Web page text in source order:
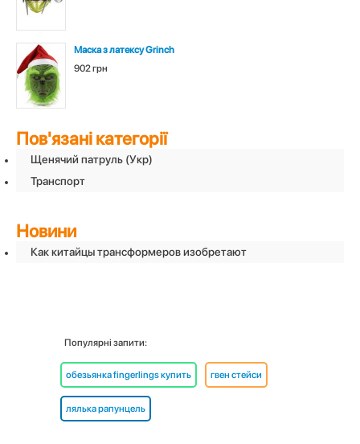
Маска з латексу Grinch
902 грн
Пов'язані категорії
Щенячий патруль (Укр)
Транспорт
Новини
Как китайцы трансформеров изобретают
Популярні запити:
обезьянка fingerlings купить гвен стейси
лялька рапунцель